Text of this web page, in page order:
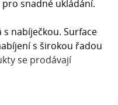
snadné ukládání.
s nabíječkou. Surface
s širokou řadou
se prodávají